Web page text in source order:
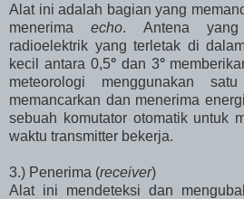
Alat ini adalah bagian yang
menerimaecho. Antena yang
radioelektrik yang terletak di
kecil antara 0,5°dan 3°
meteorologi menggunakan
memancarkan dan menerima
sebuah komutator otomatik untuk
waktu transmitter bekerja.
3.) Penerima (receiver)
Alat ini mendeteksi dan